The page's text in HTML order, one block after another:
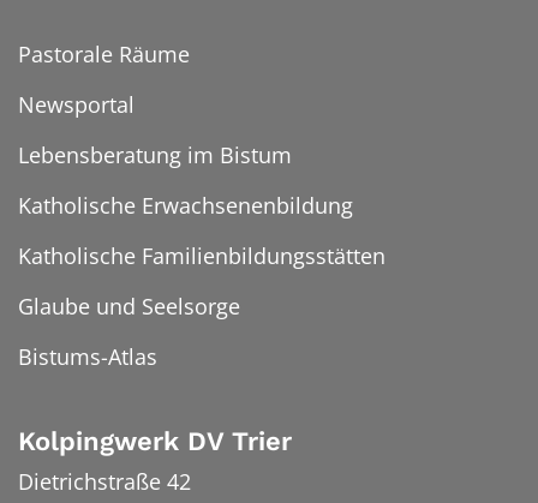
Pastorale Räume
Newsportal
Lebensberatung im Bistum
Katholische Erwachsenenbildung
Katholische Familienbildungsstätten
Glaube und Seelsorge
Bistums-Atlas
Kolpingwerk DV Trier
Dietrichstraße 42